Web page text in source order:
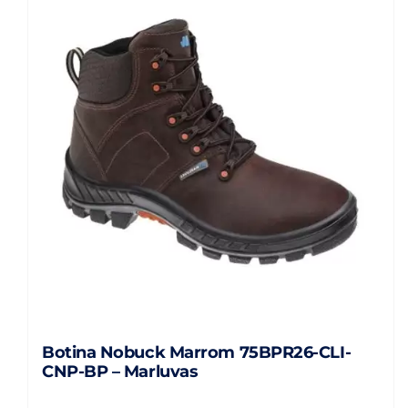
Botina Nobuck Marrom 75BPR26-CLI-
CNP-BP – Marluvas